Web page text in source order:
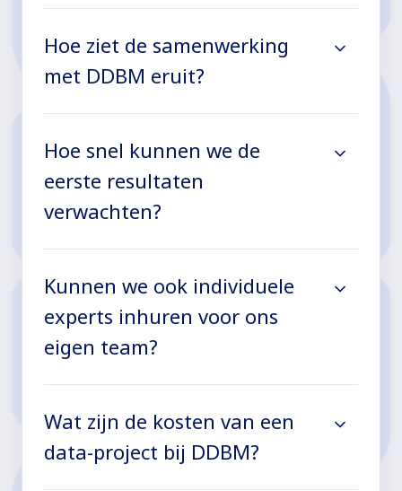
Hoe ziet de samenwerking
met DDBM eruit?
Hoe snel kunnen we de
eerste resultaten
verwachten?
Kunnen we ook individuele
experts inhuren voor ons
eigen team?
Wat zijn de kosten van een
data-project bij DDBM?